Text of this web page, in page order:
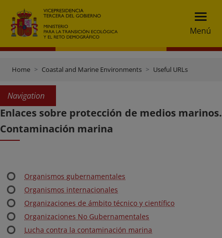
Menú
Home Coastal and Marine Environments Useful URLs
Navigation
Enlaces sobre protección de medios marinos.
Contaminación marina
Organismos gubernamentales
Organismos internacionales
Organizaciones de ámbito técnico y científico
Organizaciones No Gubernamentales
Lucha contra la contaminación marina